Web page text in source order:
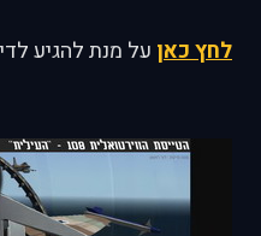
לחץ כאן על מנת להגיע